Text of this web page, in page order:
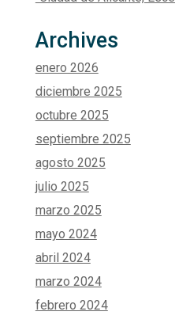
Archives
enero 2026
diciembre 2025
octubre 2025
septiembre 2025
agosto 2025
julio 2025
marzo 2025
mayo 2024
abril 2024
marzo 2024
febrero 2024